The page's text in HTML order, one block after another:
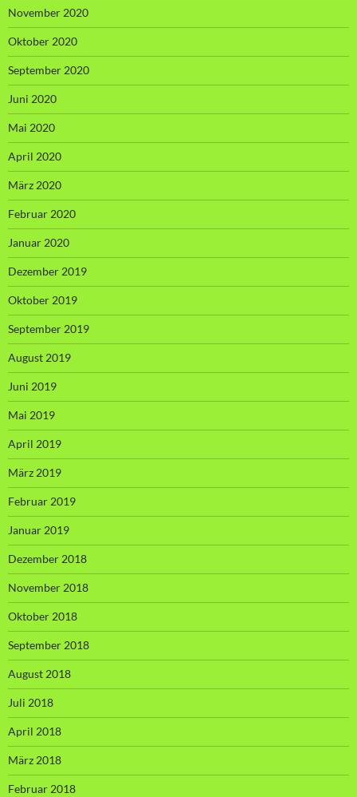
November 2020
Oktober 2020
September 2020
Juni 2020
Mai 2020
April 2020
März 2020
Februar 2020
Januar 2020
Dezember 2019
Oktober 2019
September 2019
August 2019
Juni 2019
Mai 2019
April 2019
März 2019
Februar 2019
Januar 2019
Dezember 2018
November 2018
Oktober 2018
September 2018
August 2018
Juli 2018
April 2018
März 2018
Februar 2018